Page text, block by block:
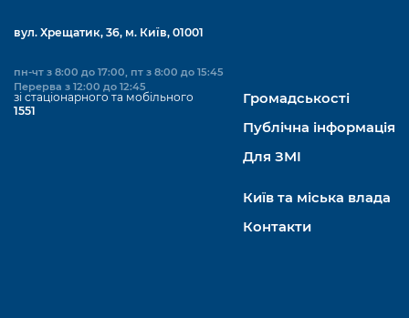
вул. Хрещатик, 36, м. Київ, 01001
пн-чт з 8:00 до 17:00, пт з 8:00 до 15:45
Перерва з 12:00 до 12:45
зі стаціонарного та мобільного
1551
Громадськості
Публічна інформація
Для ЗМІ
Київ та міська влада
Контакти